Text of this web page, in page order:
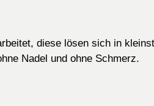
diese lösen sich in
Nadel und ohne Schmerz.